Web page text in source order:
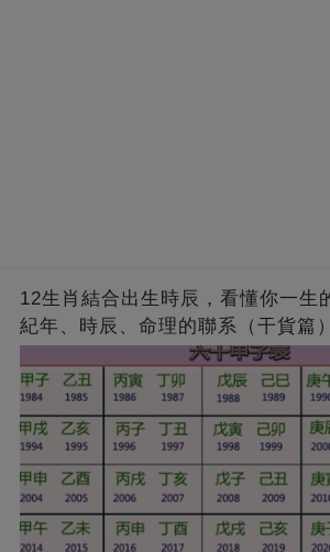
12生肖結合出生時辰，看懂你一生
紀年、時辰、命理的聯系（干貨篇）